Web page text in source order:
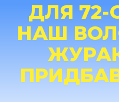
ДЛЯ 72-
НАШ